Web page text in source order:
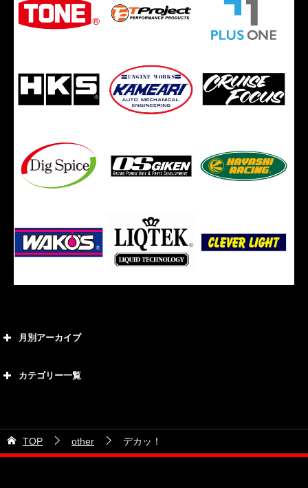
月別アーカイブ
2026年5月
2026年4月
カテゴリー一覧
21号車
28号車
TOP other デカッ！